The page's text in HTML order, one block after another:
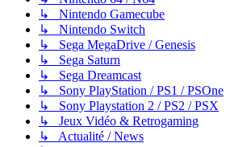
↳ Nintendo Gamecube
↳ Nintendo Switch
↳ Sega MegaDrive / Genesis
↳ Sega Saturn
↳ Sega Dreamcast
↳ Sony PlayStation / PS1 / PSOne
↳ Sony Playstation 2 / PS2 / PSX
↳ Jeux Vidéo & Retrogaming
↳ Actualité / News